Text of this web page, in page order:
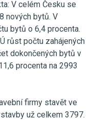
V celém Česku se
nových bytů. V
bytů o 6,4 procenta.
růst počtu zahájených
dokončených bytů v
procenta na 2993
firmy stavět ve
už celkem 3797.